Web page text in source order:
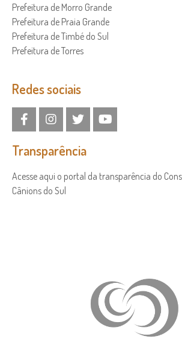
Prefeitura de Morro Grande
Prefeitura de Praia Grande
Prefeitura de Timbé do Sul
Prefeitura de Torres
Redes sociais
Transparência
Acesse aqui o portal da transparência do
Cânions do Sul